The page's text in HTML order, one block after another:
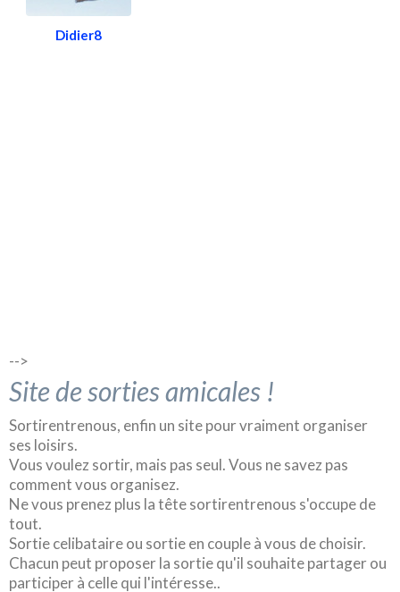
Didier8
-->
Site de sorties amicales !
Sortirentrenous, enfin un site pour vraiment organiser
ses loisirs.
Vous voulez sortir, mais pas seul. Vous ne savez pas
comment vous organisez.
Ne vous prenez plus la tête sortirentrenous s'occupe de
tout.
Sortie celibataire ou sortie en couple à vous de choisir.
Chacun peut proposer la sortie qu'il souhaite partager ou
participer à celle qui l'intéresse..